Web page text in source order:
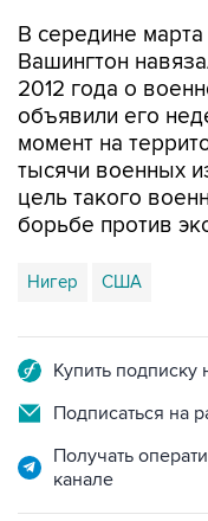
В середине марта
Вашингтон
2012 года о
объявили его
момент на
тысячи военных
цель такого
борьбе против
Нигер США
Купить
Подписаться на
Получать
канале